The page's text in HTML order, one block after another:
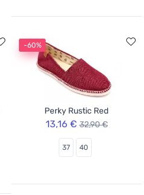
-60%
Perky Rustic Red
13,16 € 32,90 €
37 40